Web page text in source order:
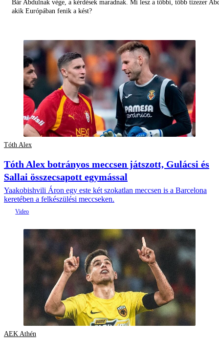
Bár Abdulnak vége, a kérdések maradnak. Mi lesz a többi, több tízezer
akik Európában fenik a kést?
Tóth Alex
Tóth Alex botrányos meccsen játszott, Gulácsi és
Sallai összecsapott egymással
Yaakobishvili Áron egy este két szokatlan meccsen is a Barcelona
keretében a felkészülési meccseken.
AEK Athén